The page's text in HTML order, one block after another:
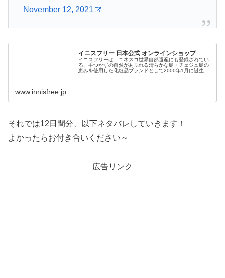
November 12, 2021
イニスフリー 日本公式 オンラインショップ
イニスフリーは、ユネスコ世界自然遺産にも登録されてい
る、手つかずの自然があふれる清らかな島・チェジュ島の
恵みを使用した化粧品ブランドとして2000年1月に誕生。
www.innisfree.jp
それでは12日間分、以下ネタバレしていきます！
よかったらお付き合いください～
広告リンク